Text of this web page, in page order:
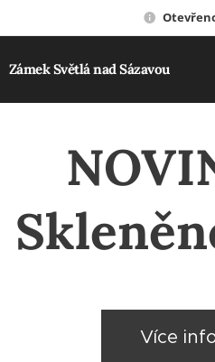
Zámek Světlá nad Sázavou
Více